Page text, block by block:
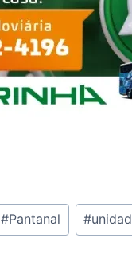
#Pantanal #